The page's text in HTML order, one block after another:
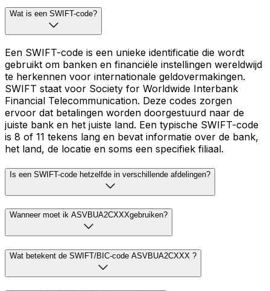
Wat is een SWIFT-code?
Een SWIFT-code is een unieke identificatie die wordt
gebruikt om banken en financiële instellingen wereldwijd
te herkennen voor internationale geldovermakingen.
SWIFT staat voor Society for Worldwide Interbank
Financial Telecommunication. Deze codes zorgen
ervoor dat betalingen worden doorgestuurd naar de
juiste bank en het juiste land. Een typische SWIFT-code
is 8 of 11 tekens lang en bevat informatie over de bank,
het land, de locatie en soms een specifiek filiaal.
Is een SWIFT-code hetzelfde in verschillende afdelingen?
Wanneer moet ik ASVBUA2CXXXgebruiken?
Wat betekent de SWIFT/BIC-code ASVBUA2CXXX ?